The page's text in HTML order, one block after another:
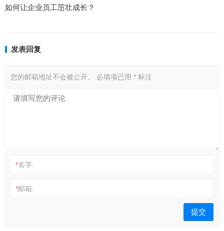
如何让企业员工茁壮成长？
发表回复
您的邮箱地址不会被公开。 必填项已用 * 标注
*名字:
*邮箱: